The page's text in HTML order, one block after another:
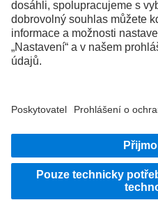
FOLLOW THE
Vyměňujte si zkušenosti s